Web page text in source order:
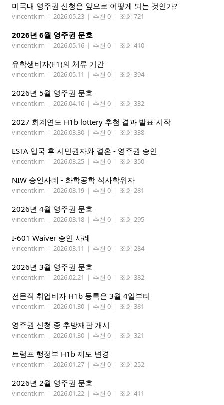
미국내 영주권 신청은 앞으로 어떻게 되는 것인가?
vincentkim | 2026.05.23 | 추천 0 | 조회 721
2026년 6월 영주권 문호
vincentkim | 2026.05.16 | 추천 0 | 조회 410
유학생비자(F1)의 체류 기간
vincentkim | 2026.05.11 | 추천 0 | 조회 394
2026년 5월 영주권 문호
vincentkim | 2026.04.16 | 추천 0 | 조회 332
2027 회계연도 H1b lottery 추첨 결과 발표 시작
vincentkim | 2026.03.30 | 추천 0 | 조회 338
ESTA 입국 후 시민권자와 결혼 - 영주권 승인
vincentkim | 2026.03.25 | 추천 0 | 조회 350
NIW 승인사례 - 화학공학 석사학위자
vincentkim | 2026.03.19 | 추천 0 | 조회 281
2026년 4월 영주권 문호
vincentkim | 2026.03.18 | 추천 0 | 조회 295
I-601 Waiver 승인 사례
vincentkim | 2026.03.11 | 추천 0 | 조회 284
2026년 3월 영주권 문호
vincentkim | 2026.02.21 | 추천 0 | 조회 382
전문직 취업비자 H1b 등록은 3월 4일부터
vincentkim | 2026.01.30 | 추천 0 | 조회 381
영주권 신청 중 추방재판 개시
vincentkim | 2026.01.30 | 추천 0 | 조회 321
트럼프 행정부 H1b 제도 변경
vincentkim | 2026.01.27 | 추천 0 | 조회 252
2026년 2월 영주권 문호
vincentkim | 2026.01.22 | 추천 0 | 조회 411